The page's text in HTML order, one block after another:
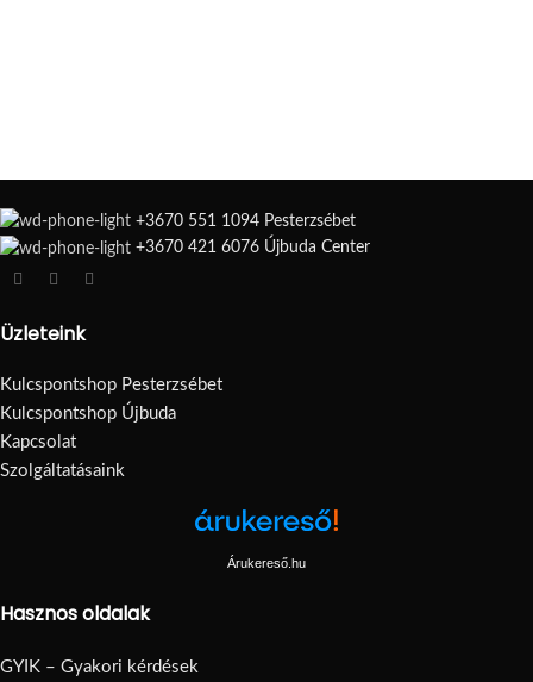
+3670 551 1094 Pesterzsébet
+3670 421 6076 Újbuda Center
Üzleteink
Kulcspontshop Pesterzsébet
Kulcspontshop Újbuda
Kapcsolat
Szolgáltatásaink
Árukereső.hu
Hasznos oldalak
GYIK – Gyakori kérdések